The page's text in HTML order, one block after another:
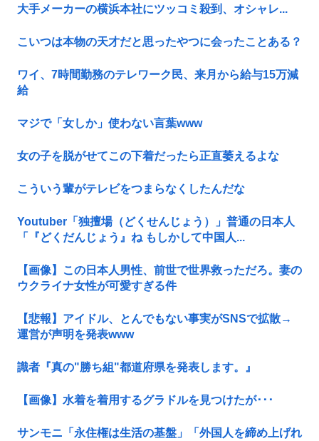
大手メーカーの横浜本社にツッコミ殺到、オシャレ...
こいつは本物の天才だと思ったやつに会ったことある？
ワイ、7時間勤務のテレワーク民、来月から給与15万減
給
マジで「女しか」使わない言葉www
女の子を脱がせてこの下着だったら正直萎えるよな
こういう輩がテレビをつまらなくしたんだな
Youtuber「独擅場（どくせんじょう）」普通の日本人
「『どくだんじょう』ね もしかして中国人...
【画像】この日本人男性、前世で世界救っただろ。妻の
ウクライナ女性が可愛すぎる件
【悲報】アイドル、とんでもない事実がSNSで拡散→
運営が声明を発表www
識者『真の"勝ち組"都道府県を発表します。』
【画像】水着を着用するグラドルを見つけたが･･･
サンモニ「永住権は生活の基盤」「外国人を締め上げれ